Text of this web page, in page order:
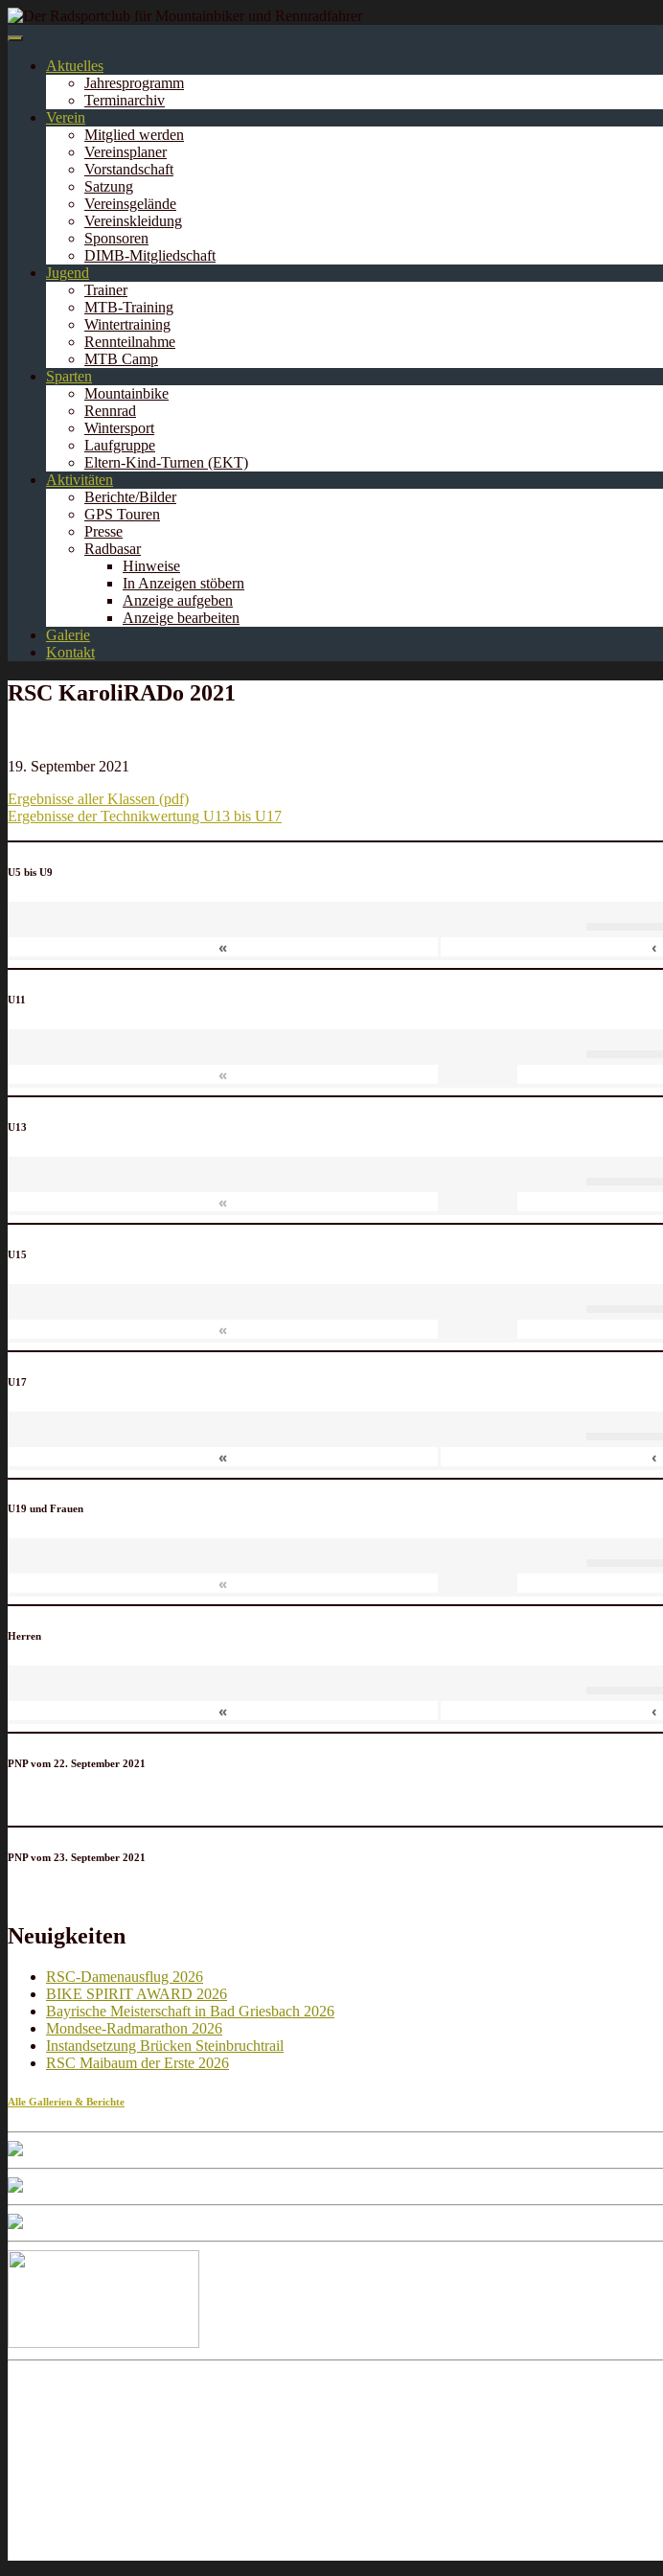
Springe
zum
Aktuelles
Jahresprogramm
Terminarchiv
Verein
Mitglied werden
Vereinsplaner
Vorstandschaft
Satzung
Vereinsgelände
Vereinskleidung
Sponsoren
DIMB-Mitgliedschaft
Jugend
Trainer
MTB-Training
Wintertraining
Rennteilnahme
MTB Camp
Sparten
Mountainbike
Rennrad
Wintersport
Laufgruppe
Eltern-Kind-Turnen (EKT)
Aktivitäten
Berichte/Bilder
GPS Touren
Presse
Radbasar
Hinweise
In Anzeigen stöbern
Anzeige aufgeben
Anzeige bearbeiten
Galerie
Kontakt
RSC KaroliRADo 2021
19. September 2021
Ergebnisse aller Klassen (pdf)
Ergebnisse der Technikwertung U13 bis U17
U5 bis U9
« ‹
U11
«
U13
«
U15
«
U17
« ‹
U19 und Frauen
«
Herren
« ‹
PNP vom 22. September 2021
PNP vom 23. September 2021
Neuigkeiten
RSC-Damenausflug 2026
BIKE SPIRIT AWARD 2026
Bayrische Meisterschaft in Bad Griesbach 2026
Mondsee-Radmarathon 2026
Instandsetzung Brücken Steinbruchtrail
RSC Maibaum der Erste 2026
Alle Gallerien & Berichte